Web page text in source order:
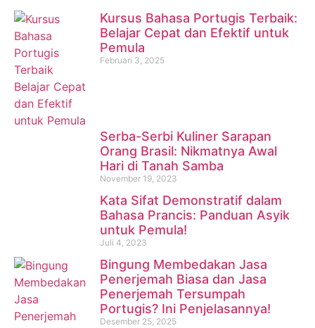
Kursus Bahasa Portugis Terbaik:
Belajar Cepat dan Efektif untuk
Pemula
Februari 3, 2025
Serba-Serbi Kuliner Sarapan
Orang Brasil: Nikmatnya Awal
Hari di Tanah Samba
November 19, 2023
Kata Sifat Demonstratif dalam
Bahasa Prancis: Panduan Asyik
untuk Pemula!
Juli 4, 2023
Bingung Membedakan Jasa
Penerjemah Biasa dan Jasa
Penerjemah Tersumpah
Portugis? Ini Penjelasannya!
Desember 25, 2025